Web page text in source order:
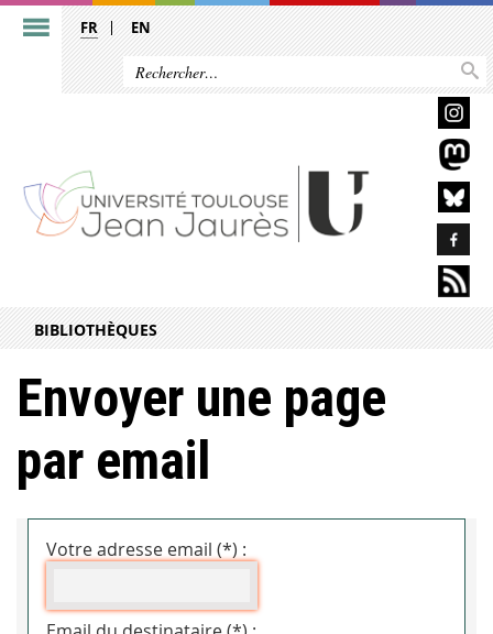
FR EN
BIBLIOTHÈQUES
Envoyer une page
par email
Votre adresse email (*) :